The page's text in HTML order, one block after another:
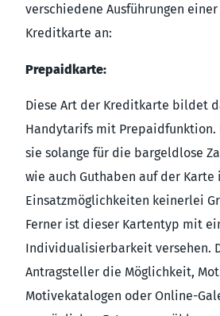
verschiedene Ausführungen einer
Kreditkarte an:
Prepaidkarte:
Diese Art der Kreditkarte bildet
Handytarifs mit Prepaidfunktion.
sie solange für die bargeldlose
wie auch Guthaben auf der Karte
Einsatzmöglichkeiten keinerlei
Ferner ist dieser Kartentyp mit
Individualisierbarkeit versehen.
Antragsteller die Möglichkeit,
Motivekatalogen oder Online-